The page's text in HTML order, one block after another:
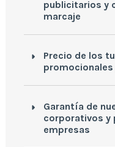
publicitarios y
marcaje
Precio de los
Garantía de
corporativos y
empresas